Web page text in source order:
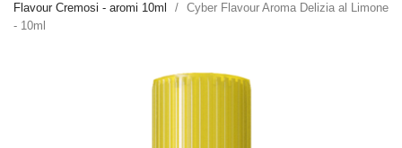
Flavour Cremosi - aromi 10ml
Cyber Flavour Aroma Delizia al Limone
- 10ml